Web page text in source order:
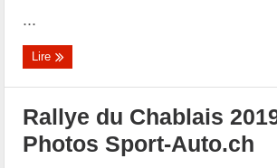
...
Lire
Rallye du Chablais
Photos Sport-Auto.ch